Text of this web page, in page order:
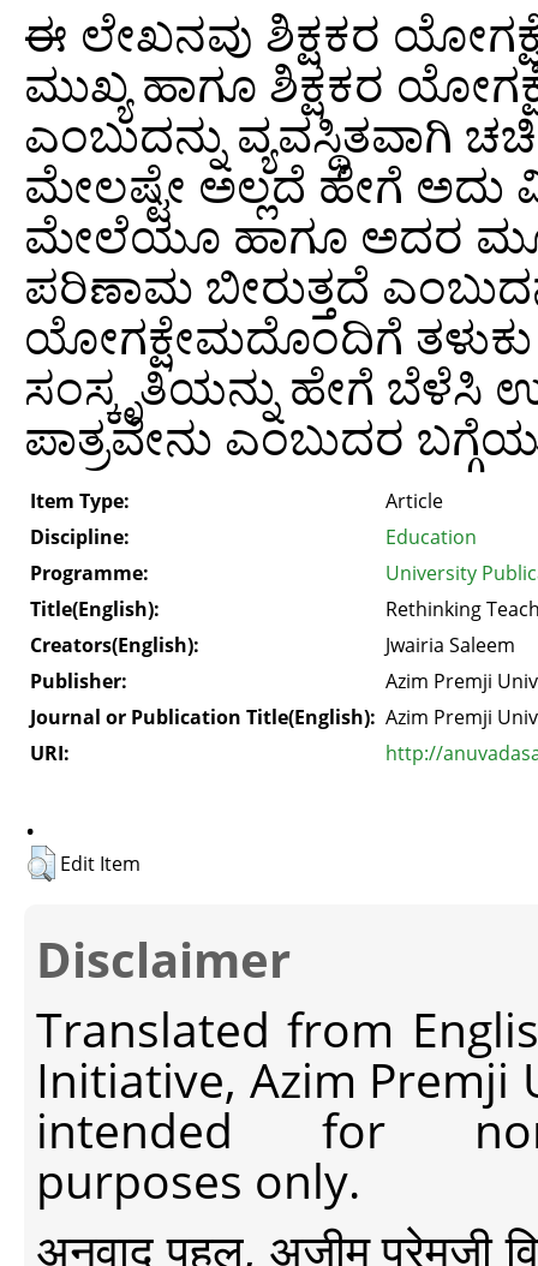
ಈ ಲೇಖನವು ಶಿಕ್ಷಕರ
ಮುಖ್ಯ ಹಾಗೂ ಶಿಕ್ಷಕರ
ಎಂಬುದನ್ನು ವ್ಯವಸ್ಥಿತವಾಗಿ
ಮೇಲಷ್ಟೇ ಅಲ್ಲದೆ ಹೇಗೆ ಅದು
ಮೇಲೆಯೂ ಹಾಗೂ ಅದರ
ಪರಿಣಾಮ ಬೀರುತ್ತದೆ
ಯೋಗಕ್ಷೇಮದೊಂದಿಗೆ
ಸಂಸ್ಕೃತಿಯನ್ನು ಹೇಗೆ ಬೆಳೆಸಿ
ಪಾತ್ರವೇನು ಎಂಬುದರ
Item Type:
Article
Discipline:
Education
Programme:
University
Title(English):
Rethinking
Creators(English):
Jwairia Saleem
Publisher:
Azim Premji
Journal or Publication Title(English): Azim Premji
URI:
http://
.
Edit Item
Disclaimer
Translated from
Initiative, Azim Premji
intended for non-
purposes only.
अनुवाद पहल, अज़ीम प्रेमजी